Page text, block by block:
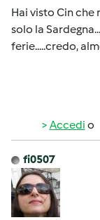
Hai visto Cin
solo la
ferie.....credo,
Accedi o
fi0507